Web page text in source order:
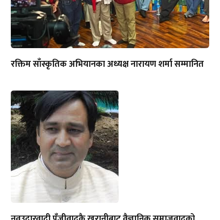
रक्तिम साँस्कृतिक अभियानका अध्यक्ष नारायण शर्मा सम्मानित